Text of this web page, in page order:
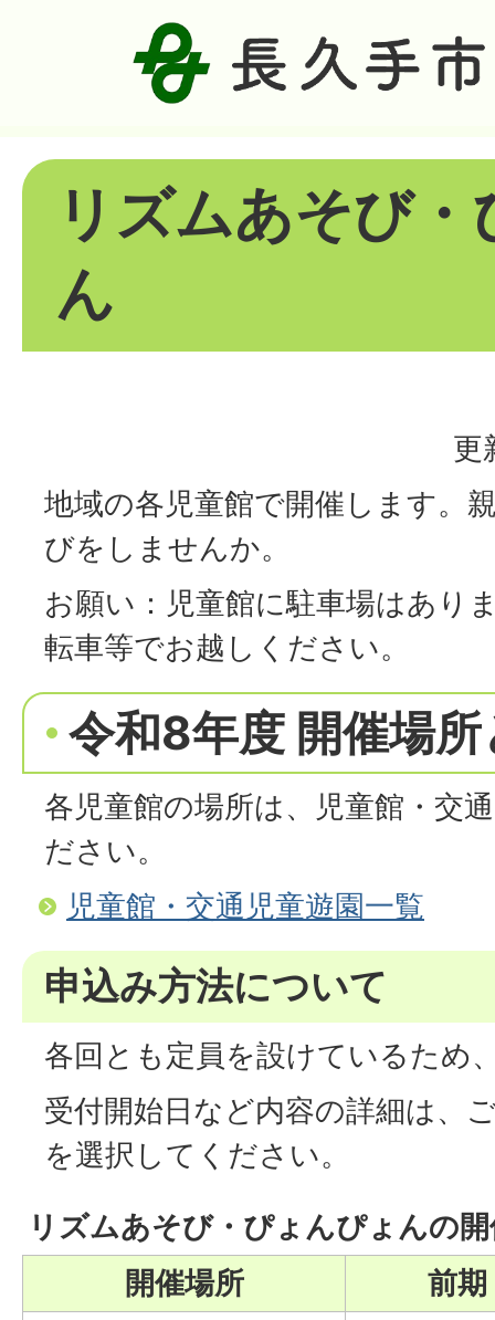
リズムあそび
ん
更
地域の各児童館で開催します。
びをしませんか。
お願い：児童館に駐車場はあり
転車等でお越しください。
令和8年度 開催場
各児童館の場所は、児童館・交
ださい。
児童館・交通児童遊園一覧
申込み方法について
各回とも定員を設けているため
受付開始日など内容の詳細は、
を選択してください。
リズムあそび・ぴょんぴょんの
開催場所
前期